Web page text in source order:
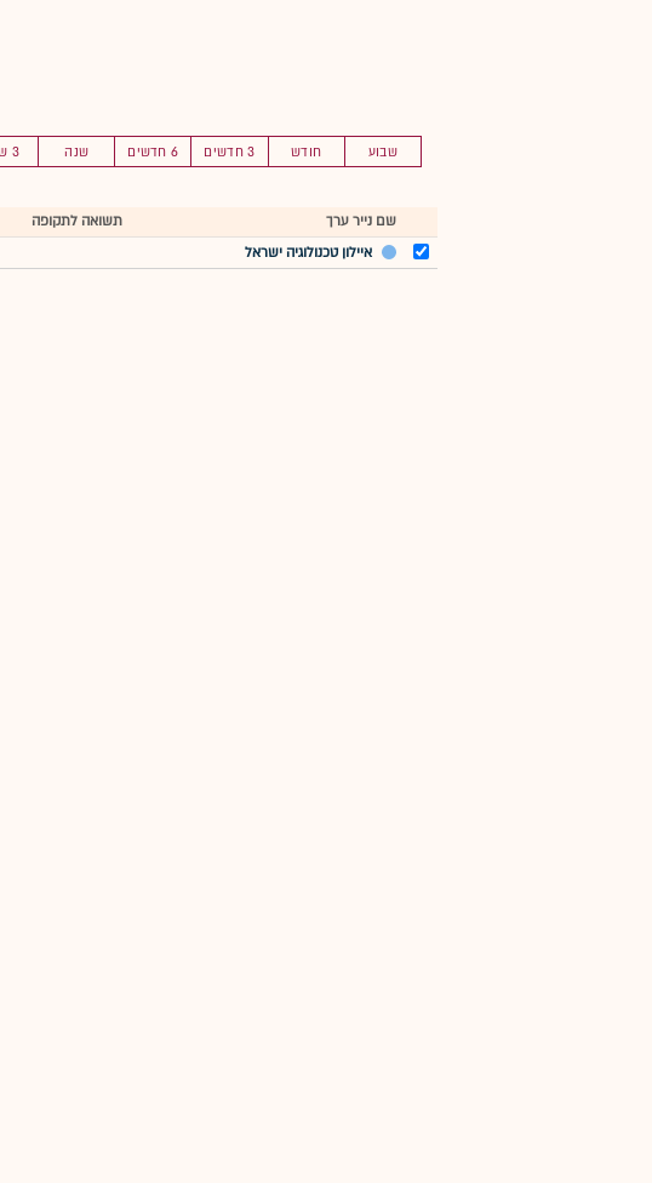
שבוע חודש 3 חדשים 6 חדשים שנה 3 שנים
שם נייר ערך תשואה לתקופה
איילון טכנולוגיה ישראל